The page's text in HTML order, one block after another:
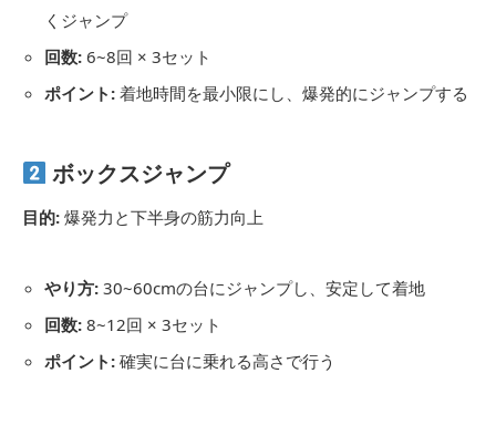
くジャンプ
回数:6~8回 × 3セット
ポイント:着地時間を最小限にし、爆発的にジャンプする
ボックスジャンプ
目的: 爆発力と下半身の筋力向上
やり方:30~60cmの台にジャンプし、安定して着地
回数:8~12回 × 3セット
ポイント:確実に台に乗れる高さで行う